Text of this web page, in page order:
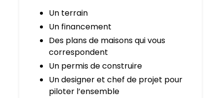
Un terrain
Un financement
Des plans de maisons qui vous
correspondent
Un permis de construire
Un designer et chef de projet pour
piloter l’ensemble